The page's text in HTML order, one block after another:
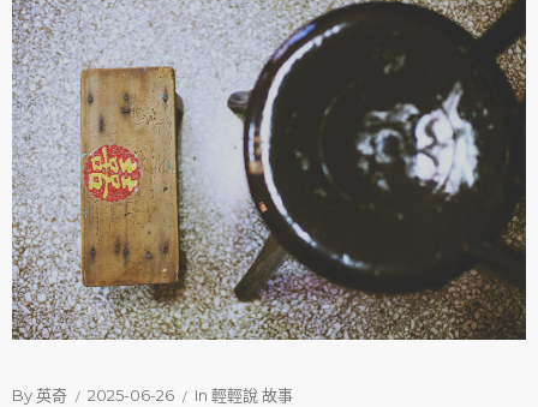
By英奇 2025-06-26 In 輕輕說 故事